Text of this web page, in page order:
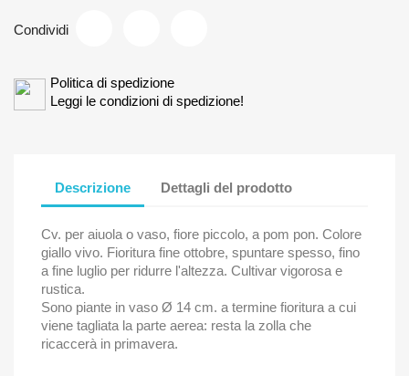
Condividi
Politica di spedizione
Leggi le condizioni di spedizione!
Descrizione Dettagli del prodotto
Cv. per aiuola o vaso, fiore piccolo, a pom pon. Colore
giallo vivo. Fioritura fine ottobre, spuntare spesso, fino
a fine luglio per ridurre l'altezza. Cultivar vigorosa e
rustica.
Sono piante in vaso Ø 14 cm. a termine fioritura a cui
viene tagliata la parte aerea: resta la zolla che
ricaccerà in primavera.